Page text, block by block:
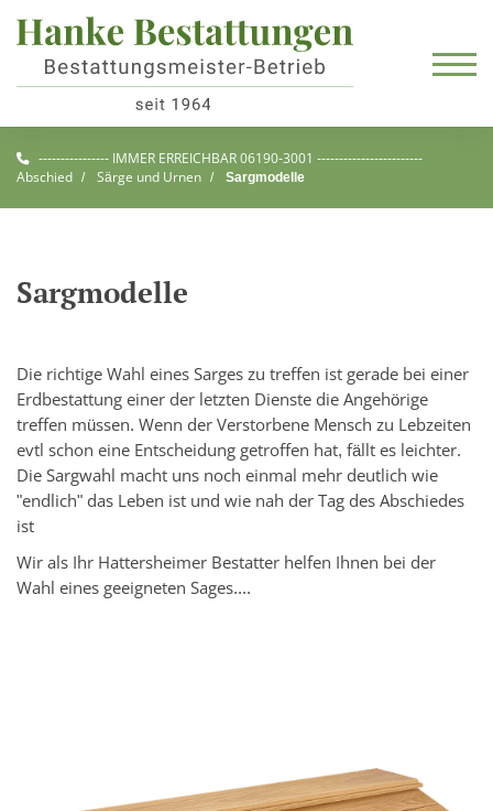
---------------- IMMER ERREICHBAR 06190-3001 ------------------------
Abschied
Särge und Urnen Sargmodelle
Sargmodelle
Die richtige Wahl eines Sarges zu treffen ist gerade bei einer
Erdbestattung einer der letzten Dienste die Angehörige
treffen müssen. Wenn der Verstorbene Mensch zu Lebzeiten
evtl schon eine Entscheidung getroffen hat, fällt es leichter.
Die Sargwahl macht uns noch einmal mehr deutlich wie
"endlich" das Leben ist und wie nah der Tag des Abschiedes
ist
Wir als Ihr Hattersheimer Bestatter helfen Ihnen bei der
Wahl eines geeigneten Sages....